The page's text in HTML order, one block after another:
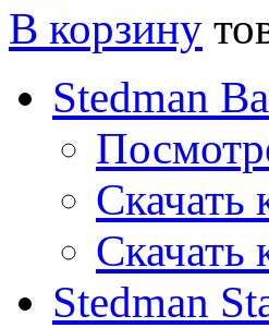
В корзину
Stedman
Скачать
Скачать
Stedman